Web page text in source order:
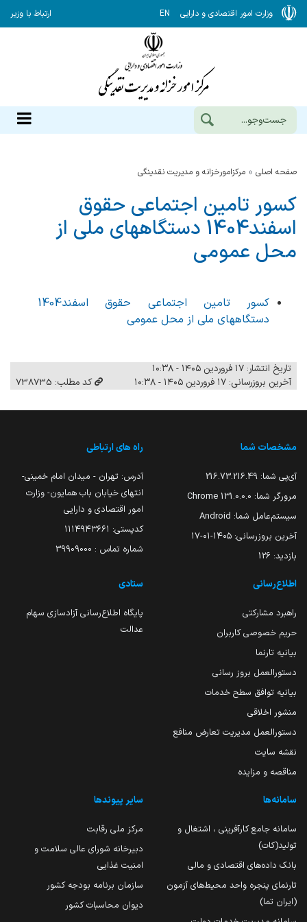
وزارت امور اقتصادی و دارایی EN ارتباط با وزیر
صفحه اصلی مرکزامورخزانه و مدیریت نقدینگی
کسور تامین اجتماعی حقوق
اسفند1404 دستگاههای ملی از
محل عمومی
کسور تامین اجتماعی حقوق اسفند1404
دستگاههای ملی از محل عمومی
تاریخ انتشار: ۱۷ فروردین ۱۴۰۵ - ۱۰:۳۸
آخرین بروزرسانی: ۱۷ فروردین ۱۴۰۵ - ۱۰:۳۸
کد مطلب: 738735
مشخصات شما
آی‌پی شما: 216.73.216.49
مرورگر شما: 131.0.0.0 Chrome
سیستم‌عامل شما: Android
آخرین بروزرسانی: ۱۴۰۵-۰۱-۱۷
بازدید: 126
راه های ارتباطی
آدرس: تهران - میدان امام خمینی-
انتهای خیابان باب همایون- وزارت
امور اقتصادی و دارایی
کدپستی: ۱۱۱۴۹۴۳۶۶۱
شماره تماس : 39909000
اطلاع‌رسانی
راهبرد مشارکتی
حریم خصوصی کاربران
بیانیه تارنما
دستورالعمل بروز رسانی
بیانیه توافق سطح خدمات
منشور اخلاقی
دستورالعمل مدیریت تعارض منافع
نقشه سایت
مناقصه و مزایده
ستادی
پایگاه اطلاع‌رسانی آزادسازی سهام
عدالت
سامانه‌ها
سامانه جامع کارآفرینی ، اشتغال و
تولید(کات)
بانک داده‌های اقتصادی و مالی
تارنمای پنجره واحد محیط‌های آزمون
(ایران تما)
سایر پیوندها
مرکز ملی رقابت
دبیرخانه شورای عالی سلامت و
امنیت غذایی
سازمان برنامه بودجه کشور
دیوان محاسبات کشور